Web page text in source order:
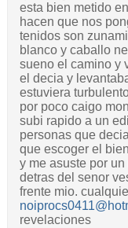
esta bien metido
hacen que nos
tenidos son
blanco y caballo
sueno el camino y
el decia y
estuviera
por poco caigo
subi rapido a un
personas que
que escoger el
y me asuste por
detras del senor
frente mio.
revelaciones